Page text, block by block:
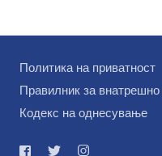
Политика на приватност
Правилник за внатрешно
Кодекс на однесување